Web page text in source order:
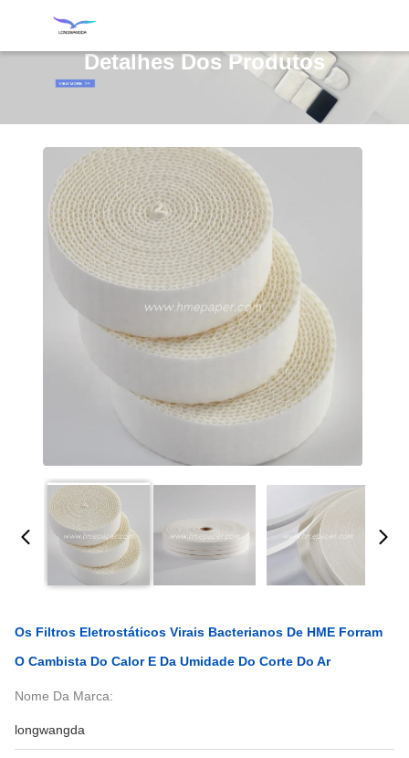
Detalhes Dos Produtos
Os Filtros Eletrostáticos Virais Bacterianos De HME Forram
O Cambista Do Calor E Da Umidade Do Corte Do Ar
Nome Da Marca:
longwangda